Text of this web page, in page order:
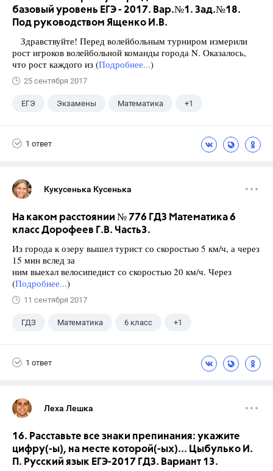
базовый уровень ЕГЭ - 2017. Вар.№1. Зад.№18.
Под руководством Ященко И.В.
Здравствуйте! Перед волейбольным турниром измерили
рост игроков волейбольной команды города N. Оказалось,
что рост каждого из (Подробнее...)
25 сентября 2017
ЕГЭ Экзамены Математика +1
1 ответ
Кукусенька Кусенька
На каком расстоянии № 776 ГДЗ Математика 6
класс Дорофеев Г.В. Часть3.
Из города к озеру вышел турист со скоростью 5 км/ч, а через
15 мин вслед за
ним выехал велосипедист со скоростью 20 км/ч. Через
(Подробнее...)
11 сентября 2017
ГДЗ Математика 6 класс +1
1 ответ
Леха Лешка
16. Расставьте все знаки препинания: укажите
цифру(-ы), на месте которой(-ых)... Цыбулько И.
П. Русский язык ЕГЭ-2017 ГДЗ. Вариант 13.